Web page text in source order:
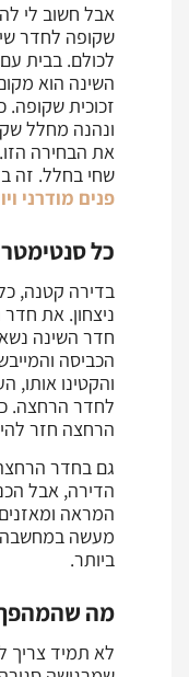
אבל חשוב לי
שקופה לחדר
לכולם. בבית
השינה הוא
זכוכית שקופה.
ונהנה מחלל
את הבחירה הזו.
שחי בחלל. זה
פנים מודרני
כל
בדירה קטנה,
ניצחון. את
חדר השינה
הכביסה
והקטינו אותו,
לחדר הרחצה.
הרחצה חזר
גם בחדר
הדירה, אבל
המראה
מעשה במחשבה
ביותר.
מה
לא תמיד צריך